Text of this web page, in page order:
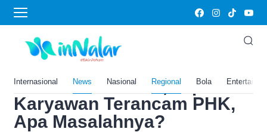
Internasional News Nasional Regional Bola
Home›News
Waskita Genggam Proyek
Rp6,7 Triliun di IKN
Kalimantan Timur, Tapi 500
Karyawan Terancam PHK,
Apa Masalahnya?